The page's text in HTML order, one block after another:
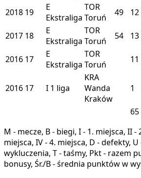
2018 19
E
Ekstraliga
TOR
Toruń
49 12
2017 18
E
Ekstraliga
TOR
Toruń
54 13
2016 17
E
Ekstraliga
TOR
Toruń
11
2016 17 I 1 liga
KRA
Wanda
Kraków
1
65
M - mecze, B - biegi, I - 1. miejsca, II -
miejsca, IV - 4. miejsca, D - defekty,
wykluczenia, T - taśmy, Pkt - razem
bonusy, Śr./B - średnia punktów w